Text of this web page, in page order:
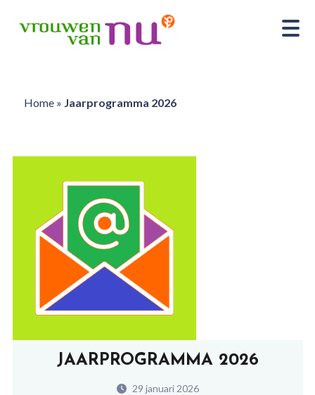
Home» Jaarprogramma 2026
JAARPROGRAMMA 2026
29 januari 2026